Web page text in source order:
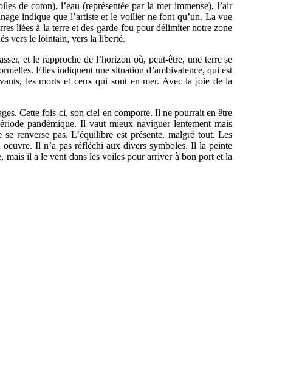
de coton), l’eau (représentée par la mer immense), l’air
indique que l’artiste et le voilier ne font qu’un. La vue
liées à la terre et des garde-fou pour délimiter notre zone
vers le lointain, vers la liberté.
et le rapproche de l’horizon où, peut-être, une terre se
Elles indiquent une situation d’ambivalence, qui est
les morts et ceux qui sont en mer. Avec la joie de la
Cette fois-ci, son ciel en comporte. Il ne pourrait en être
pandémique. Il vaut mieux naviguer lentement mais
renverse pas. L’équilibre est présente, malgré tout. Les
Il n’a pas réfléchi aux divers symboles. Il la peinte
mais il a le vent dans les voiles pour arriver à bon port et la